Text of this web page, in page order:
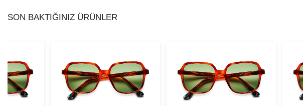
SON BAKTIĞINIZ ÜRÜNLER